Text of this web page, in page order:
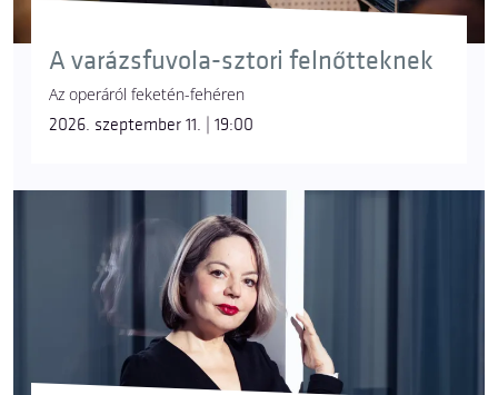
A varázsfuvola-sztori felnőtteknek
Az operáról feketén-fehéren
2026. szeptember 11. | 19:00